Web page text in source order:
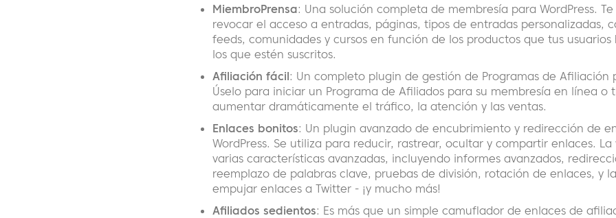
MiembroPrensa: Una solución completa de membresía para WordPress.
revocar el acceso a entradas, páginas, tipos de entradas personalizadas,
feeds, comunidades y cursos en función de los productos que tus
los que estén suscritos.
Afiliación fácil: Un completo plugin de gestión de Programas de Afiliación
Úselo para iniciar un Programa de Afiliados para su membresía en línea o
aumentar dramáticamente el tráfico, la atención y las ventas.
Enlaces bonitos: Un plugin avanzado de encubrimiento y redirección de
WordPress. Se utiliza para reducir, rastrear, ocultar y compartir enlaces. La
varias características avanzadas, incluyendo informes avanzados,
reemplazo de palabras clave, pruebas de división, rotación de enlaces, y
empujar enlaces a Twitter - ¡y mucho más!
Afiliados sedientos: Es más que un simple camuflador de enlaces de